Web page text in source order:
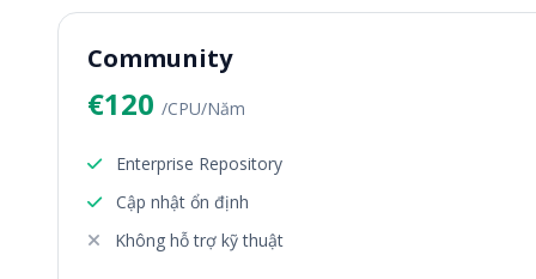
Community
€120 /CPU/Năm
Enterprise Repository
Cập nhật ổn định
Không hỗ trợ kỹ thuật